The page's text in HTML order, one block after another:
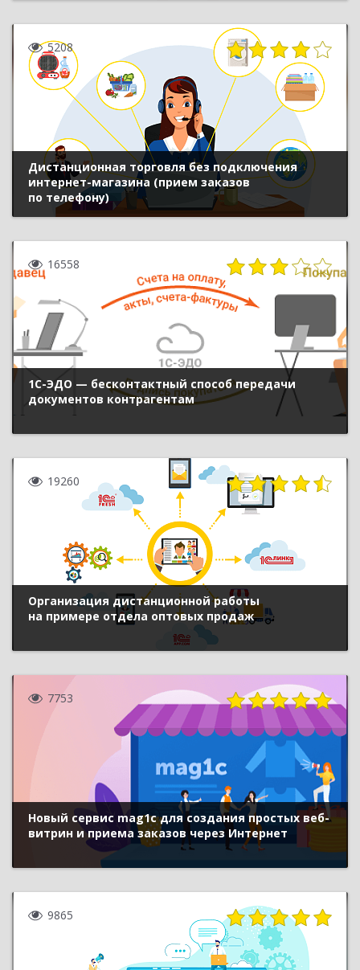
5208
Дистанционная торговля без подключения
интернет-магазина (прием заказов
по телефону)
16558
1С-ЭДО — бесконтактный способ передачи
документов контрагентам
19260
Организация дистанционной работы
на примере отдела оптовых продаж
7753
Новый сервис mag1c для создания простых веб-
витрин и приема заказов через Интернет
9865